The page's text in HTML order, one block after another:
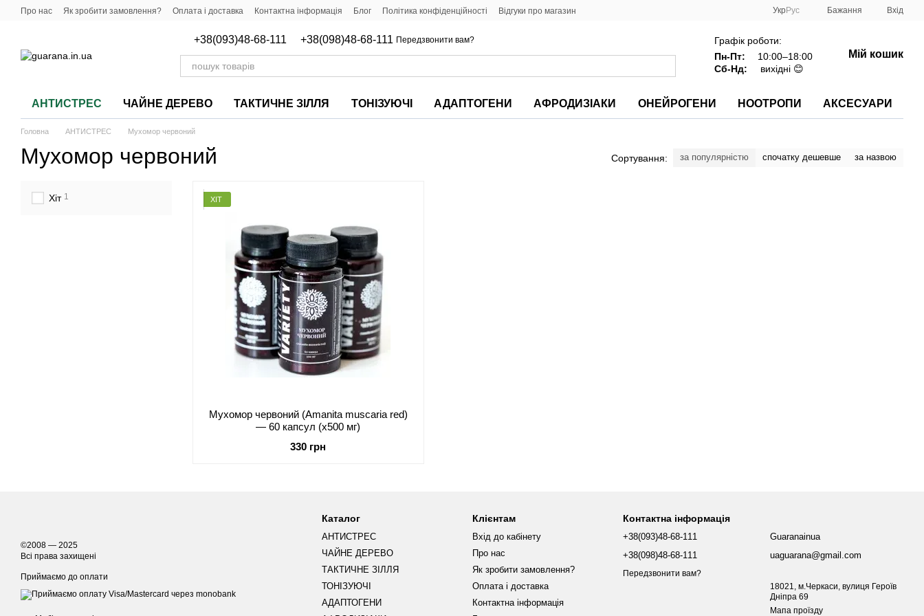
Перейти до основного контенту
Про нас Як зробити замовлення? Оплата і доставка Контактна інформація Блог Політика конфіденційності
Відгуки про магазин
УкрРус Бажання Вхід
+38(093)48-68-111 +38(098)48-68-111 Передзвонити вам?
Графік роботи:
Пн-Пт:
10:00–18:00
Сб-Нд:
вихідні 😊
Мій кошик
АНТИСТРЕС ЧАЙНЕ ДЕРЕВО ТАКТИЧНЕ ЗІЛЛЯ ТОНІЗУЮЧІ АДАПТОГЕНИ АФРОДИЗІАКИ ОНЕЙРОГЕНИ НООТРОПИ АКСЕСУАРИ
Головна АНТИСТРЕС Мухомор червоний
Мухомор червоний Сортування: за популярністю спочатку дешевше за назвою
ХІТ
Мухомор червоний (Amanita muscaria red)
— 60 капсул (х500 мг)
330 грн
Хіт 1
©2008 — 2025
Всі права захищені
Приймаємо до оплати
Каталог
АНТИСТРЕС
ЧАЙНЕ ДЕРЕВО
ТАКТИЧНЕ ЗІЛЛЯ
ТОНІЗУЮЧІ
АДАПТОГЕНИ
Клієнтам
Вхід до кабінету
Про нас
Як зробити замовлення?
Оплата і доставка
Контактна інформація
Контактна інформація
+38(093)48-68-111
+38(098)48-68-111
Передзвонити вам?
Guaranainua
uaguarana@gmail.com
18021, м.Черкаси, вулиця Героїв
Дніпра 69
Мапа проїзду